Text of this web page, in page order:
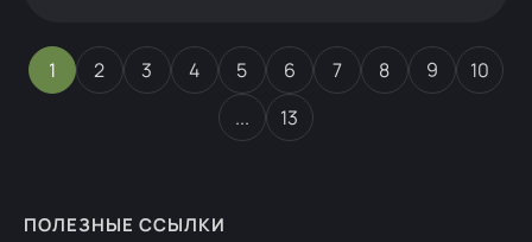
1 2 3 4 5 6 7 8 9
10
...
13
ПОЛЕЗНЫЕ ССЫЛКИ